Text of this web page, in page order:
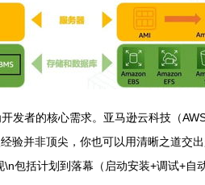
发者的核心需求。亚马逊云科技（
验并非顶尖，你也可以用清晰之道交
包括计划到落幕（启动安装+调试+自动